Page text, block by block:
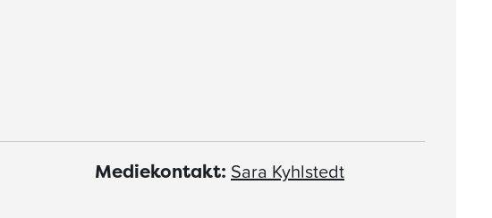
Mediekontakt: Sara Kyhlstedt